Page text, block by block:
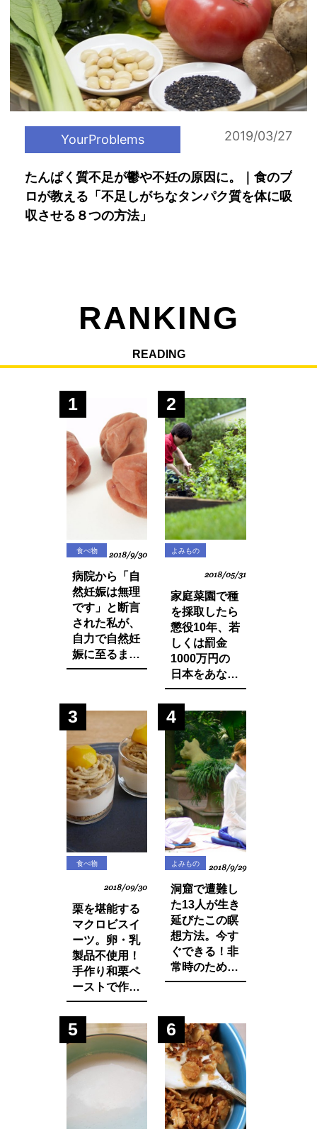
YourProblems 2019/03/27
たんぱく質不足が鬱や不妊の原因に。｜食のプ
ロが教える「不足しがちなタンパク質を体に吸
収させる８つの方法」
RANKING
READING
1
食べ物 2018/9/30
病院から「自
然妊娠は無理
です」と断言
された私が、
自力で自然妊
娠に至るまで
に実践した生
物の改善・身
体の変化につ
いてお話しし
ます。
2
よみもの
2018/05/31
家庭菜園で種
を採取したら
懲役10年、若
しくは罰金
1000万円の
日本をあなた
は想像できま
すか？今まで
登録品種のみ
禁止されてい
た種採りや脇
芽挿しが原則
禁止の方向
に・・？
3
食べ物
2018/09/30
栗を堪能する
マクロビスイ
ーツ。卵・乳
製品不使用！
手作り和栗ペ
ーストで作る
モンブランパ
フェの作り方
4
よみもの 2018/9/29
洞窟で遭難し
た13人が生き
延びたこの瞑
想方法。今す
ぐできる！非
常時のために
知っておきた
マネージ。
5 6